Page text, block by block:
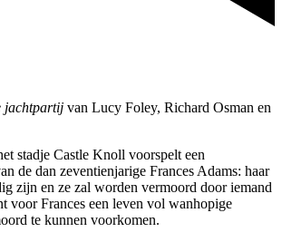
jachtpartij van Lucy Foley, Richard Osman en
stadje Castle Knoll voorspelt een
de dan zeventienjarige Frances Adams: haar
zijn en ze zal worden vermoord door iemand
voor Frances een leven vol wanhopige
te kunnen voorkomen.